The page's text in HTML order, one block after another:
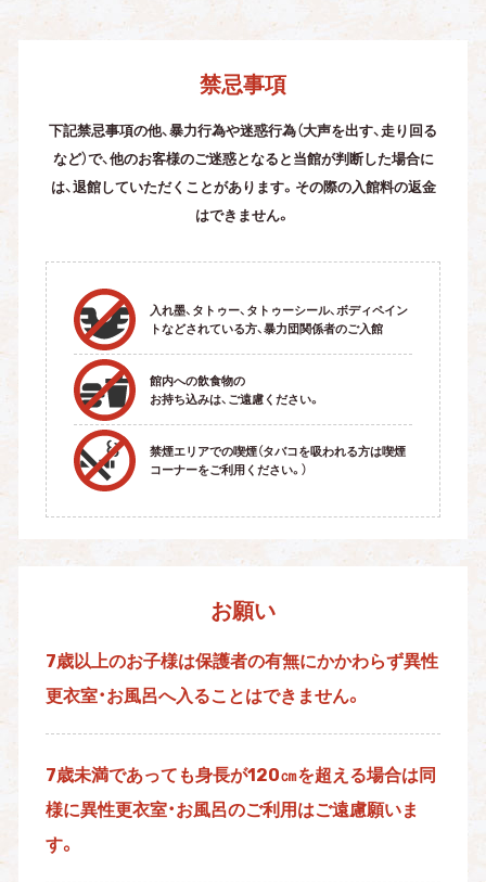
禁忌事項
下記禁忌事項の他、暴力行為や迷惑行為（大声を出す、走り回る
など）で、他のお客様のご迷惑となると当館が判断した場合に
は、退館していただくことがあります。その際の入館料の返金
はできません。
入れ墨、タトゥー、タトゥーシール、ボディペイン
トなどされている方、暴力団関係者のご入館
館内への飲食物の
お持ち込みは、ご遠慮ください。
禁煙エリアでの喫煙（タバコを吸われる方は喫煙
コーナーをご利用ください。）
お願い
7歳以上のお子様は保護者の有無にかかわらず異性
更衣室・お風呂へ入ることはできません。
7歳未満であっても身長が120㎝を超える場合は同
様に異性更衣室・お風呂のご利用はご遠慮願いま
す。